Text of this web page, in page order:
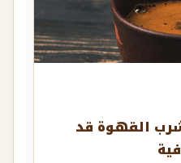
القهوة قد